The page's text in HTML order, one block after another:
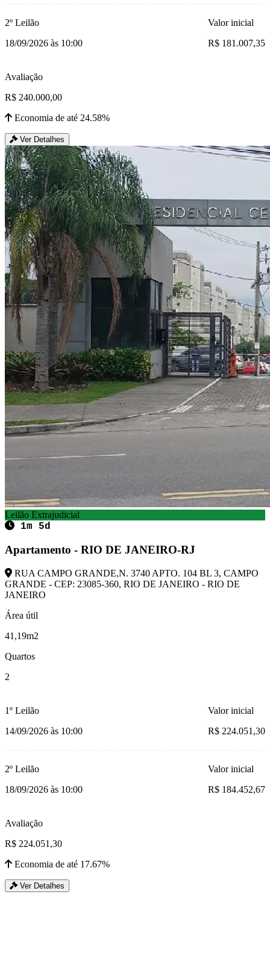
2º Leilão
18/09/2026 às 10:00
Valor inicial
R$ 181.007,35
Avaliação
R$ 240.000,00
Economia de até 24.58%
Ver Detalhes
Leilão Extrajudicial
1m 5d
Apartamento - RIO DE JANEIRO-RJ
RUA CAMPO GRANDE,N. 3740 APTO. 104 BL 3, CAMPO
GRANDE - CEP: 23085-360, RIO DE JANEIRO - RIO DE
JANEIRO
Área útil
41,19m2
Quartos
2
1º Leilão
14/09/2026 às 10:00
Valor inicial
R$ 224.051,30
2º Leilão
18/09/2026 às 10:00
Valor inicial
R$ 184.452,67
Avaliação
R$ 224.051,30
Economia de até 17.67%
Ver Detalhes